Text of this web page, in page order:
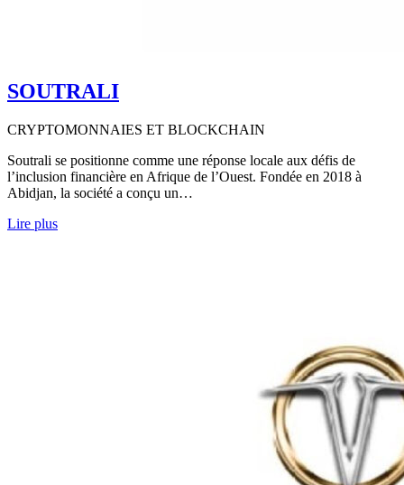
SOUTRALI
CRYPTOMONNAIES ET BLOCKCHAIN
Soutrali se positionne comme une réponse locale aux défis de
l’inclusion financière en Afrique de l’Ouest. Fondée en 2018 à
Abidjan, la société a conçu un…
Lire plus